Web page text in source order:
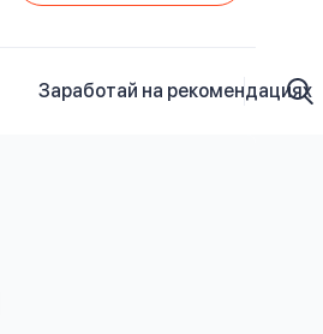
Заработай на рекомендациях